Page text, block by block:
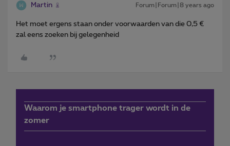
Martin Forum|Forum|8 years ago
Het moet ergens staan onder voorwaarden van die 0,5 €
zal eens zoeken bij gelegenheid
Waarom je smartphone trager wordt in de
zomer